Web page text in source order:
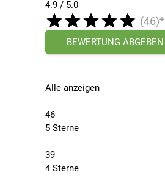
4.9 / 5.0
(46)*
BEWERTUNG ABGEBEN
Alle anzeigen
46
5 Sterne
39
4 Sterne